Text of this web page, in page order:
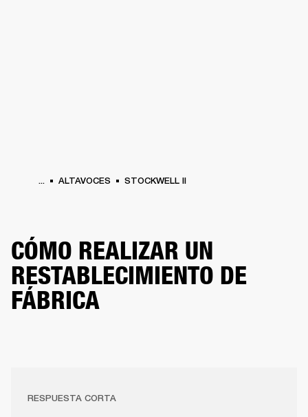
... ALTAVOCES STOCKWELL II
CÓMO REALIZAR UN
RESTABLECIMIENTO DE
FÁBRICA
RESPUESTA CORTA